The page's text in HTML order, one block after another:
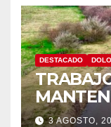
DESTACADO
CANAL
3 AGOSTO,